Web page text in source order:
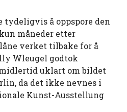
å oppspore den
måneder etter
verket tilbake for å
Wleugel godtok
uklart om bildet
da det ikke nevnes i
Kunst-Ausstellung